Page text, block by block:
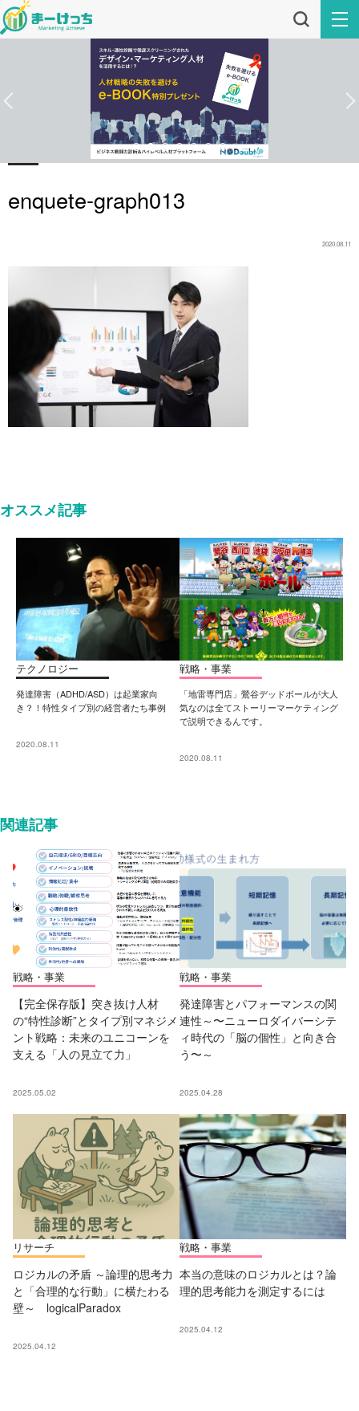
enquete-graph013
2020.08.11
オススメ記事
テクノロジー
発達障害（ADHD/ASD）は起業家向
き？！特性タイプ別の経営者たち事例
2020.08.11
戦略・事業
「地雷専門店」鶯谷デッドボールが大人
気なのは全てストーリーマーケティング
で説明できるんです。
2020.08.11
関連記事
戦略・事業
【完全保存版】突き抜け人材
の“特性診断”とタイプ別マネジメ
ント戦略：未来のユニコーンを
支える「人の見立て力」
2025.05.02
戦略・事業
発達障害とパフォーマンスの関
連性～〜ニューロダイバーシテ
ィ時代の「脳の個性」と向き合
う〜～
2025.04.28
リサーチ
ロジカルの矛盾 ～論理的思考力
と「合理的な行動」に横たわる
壁～ logicalParadox
2025.04.12
戦略・事業
本当の意味のロジカルとは？論
理的思考能力を測定するには
2025.04.12